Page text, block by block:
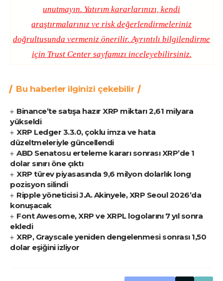
unutmayın. Yatırım kararlarınızı, kendi
araştırmalarınız ve risk değerlendirmeleriniz
doğrultusunda vermeniz önerilir. Ayrıntılı bilgilendirme
için Trust Centersayfamızı inceleyebilirsiniz.
Bu haberler ilginizi çekebilir
Binance’te satışa hazır XRP miktarı 2,61 milyara
yükseldi
XRP Ledger 3.3.0, çoklu imza ve hata
düzeltmeleriyle güncellendi
ABD Senatosu erteleme kararı sonrası XRP’de 1
dolar sınırı öne çıktı
XRP türev piyasasında 9,6 milyon dolarlık long
pozisyon silindi
Ripple yöneticisi J.A. Akinyele, XRP Seoul 2026’da
konuşacak
Font Awesome, XRP ve XRPL logolarını 7 yıl sonra
ekledi
XRP, Grayscale yeniden dengelenmesi sonrası 1,50
dolar eşiğini izliyor